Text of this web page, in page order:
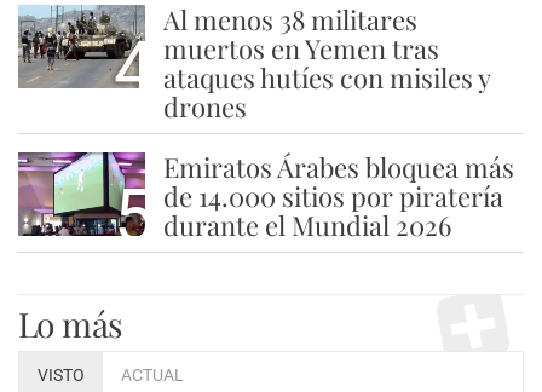
4
Al menos 38 militares
muertos en Yemen tras
ataques hutíes con misiles y
drones
5
Emiratos Árabes bloquea más
de 14.000 sitios por piratería
durante el Mundial 2026
Lo más
VISTO ACTUAL